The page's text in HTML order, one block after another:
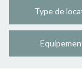
Type de